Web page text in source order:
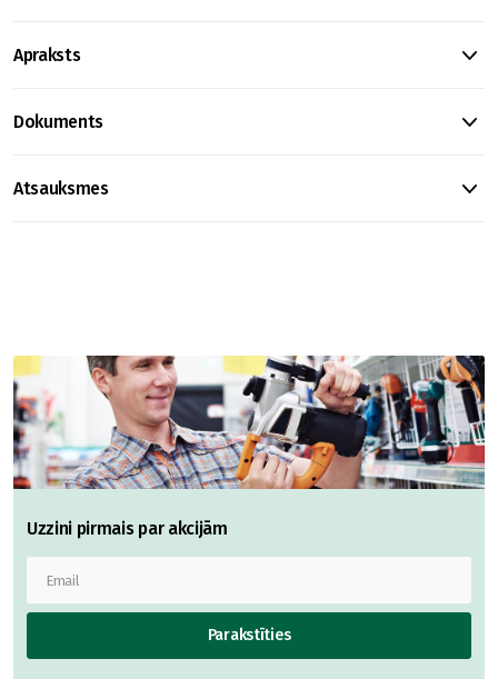
Apraksts
Dokuments
Atsauksmes
Uzzini pirmais par akcijām
Parakstīties